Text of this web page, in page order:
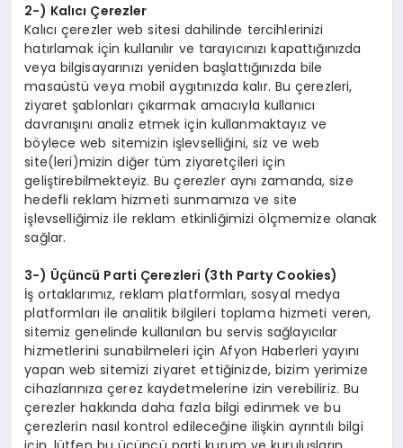
2-) Kalıcı Çerezler
Kalıcı çerezler web sitesi dahilinde tercihlerinizi
hatırlamak için kullanılır ve tarayıcınızı kapattığınızda
veya bilgisayarınızı yeniden başlattığınızda bile
masaüstü veya mobil aygıtınızda kalır. Bu çerezleri,
ziyaret şablonları çıkarmak amacıyla kullanıcı
davranışını analiz etmek için kullanmaktayız ve
böylece web sitemizin işlevselliğini, siz ve web
site(leri)mizin diğer tüm ziyaretçileri için
geliştirebilmekteyiz. Bu çerezler aynı zamanda, size
hedefli reklam hizmeti sunmamıza ve site
işlevselliğimiz ile reklam etkinliğimizi ölçmemize olanak
sağlar.
3-) Üçüncü Parti Çerezleri (3th Party Cookies)
İş ortaklarımız, reklam platformları, sosyal medya
platformları ile analitik bilgileri toplama hizmeti veren,
sitemiz genelinde kullanılan bu servis sağlayıcılar
hizmetlerini sunabilmeleri için Afyon Haberleri yayını
yapan web sitemizi ziyaret ettiğinizde, bizim yerimize
cihazlarınıza çerez kaydetmelerine izin verebiliriz. Bu
çerezler hakkında daha fazla bilgi edinmek ve bu
çerezlerin nasıl kontrol edileceğine ilişkin ayrıntılı bilgi